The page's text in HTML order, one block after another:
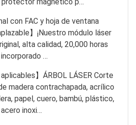
con FAC y hoja de ventana
】¡Nuestro módulo láser
alta calidad, 20,000 horas
…
aplicables】ÁRBOL LÁSER Corte
madera contrachapada, acrílico
papel, cuero, bambú, plástico,
inoxi…